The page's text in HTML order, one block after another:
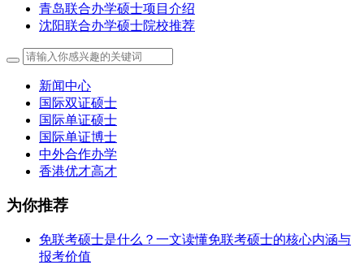
青岛联合办学硕士项目介绍
沈阳联合办学硕士院校推荐
新闻中心
国际双证硕士
国际单证硕士
国际单证博士
中外合作办学
香港优才高才
为你推荐
免联考硕士是什么？一文读懂免联考硕士的核心内涵与
报考价值